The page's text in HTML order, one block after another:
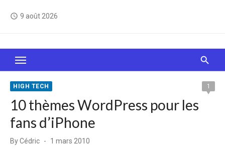
access_time 9 août 2026
Le Web, c'est comme une boîte de chocolats… On
sait jamais sur quoi on va tomber !
HIGH TECH 1
10 thèmes WordPress pour les
fans d’iPhone
ByCédric
Posted
1 mars 2010